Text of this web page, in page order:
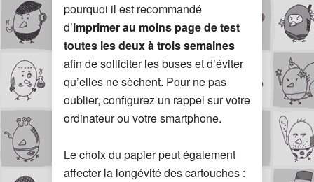
pourquoi il est recommandé
d’imprimer au moins page de test
toutes les deux à trois semaines
afin de solliciter les buses et d’éviter
qu’elles ne sèchent. Pour ne pas
oublier, configurez un rappel sur votre
ordinateur ou votre smartphone.
Le choix du papier peut également
affecter la longévité des cartouches :